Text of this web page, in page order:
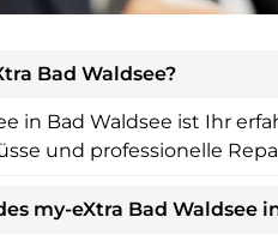
Bad Waldsee?
in Bad Waldsee ist Ihr
und professionelle
my-eXtra Bad Waldsee